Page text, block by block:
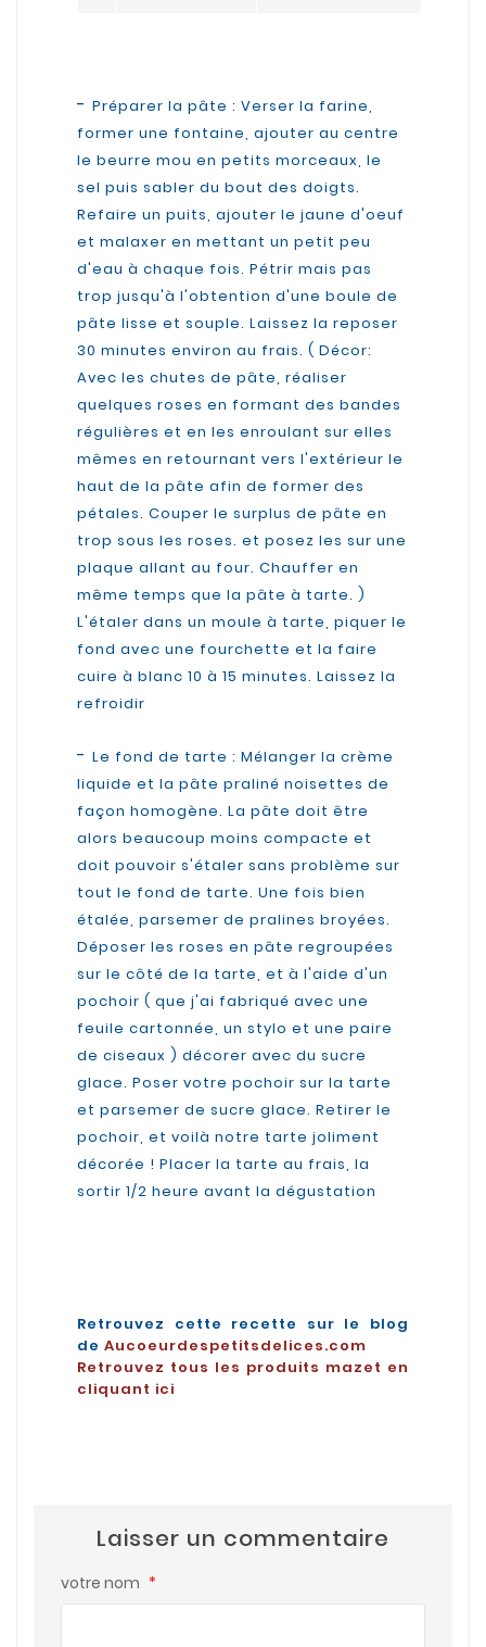
- Préparer la pâte : Verser la farine,
former une fontaine, ajouter au centre
le beurre mou en petits morceaux, le
sel puis sabler du bout des doigts.
Refaire un puits, ajouter le jaune d'oeuf
et malaxer en mettant un petit peu
d'eau à chaque fois. Pétrir mais pas
trop jusqu'à l'obtention d'une boule de
pâte lisse et souple. Laissez la reposer
30 minutes environ au frais. ( Décor:
Avec les chutes de pâte, réaliser
quelques roses en formant des bandes
régulières et en les enroulant sur elles
mêmes en retournant vers l'extérieur le
haut de la pâte afin de former des
pétales. Couper le surplus de pâte en
trop sous les roses. et posez les sur une
plaque allant au four. Chauffer en
même temps que la pâte à tarte. )
L'étaler dans un moule à tarte, piquer le
fond avec une fourchette et la faire
cuire à blanc 10 à 15 minutes. Laissez la
refroidir
- Le fond de tarte : Mélanger la crème
liquide et la pâte praliné noisettes de
façon homogène. La pâte doit être
alors beaucoup moins compacte et
doit pouvoir s'étaler sans problème sur
tout le fond de tarte. Une fois bien
étalée, parsemer de pralines broyées.
Déposer les roses en pâte regroupées
sur le côté de la tarte, et à l'aide d'un
pochoir ( que j'ai fabriqué avec une
feuile cartonnée, un stylo et une paire
de ciseaux ) décorer avec du sucre
glace. Poser votre pochoir sur la tarte
et parsemer de sucre glace. Retirer le
pochoir, et voilà notre tarte joliment
décorée ! Placer la tarte au frais, la
sortir 1/2 heure avant la dégustation
Retrouvez cette recette sur le blog
de Aucoeurdespetitsdelices.com
Retrouvez tous les produits mazet en
cliquant ici
Laisser un commentaire
votre nom *